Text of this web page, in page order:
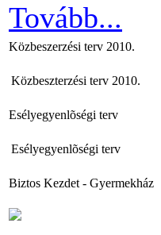
Tovább...
Közbeszerzési terv 2010.
Közbeszterzési terv 2010.
Esélyegyenlõségi terv
Esélyegyenlõségi terv
Biztos Kezdet - Gyermekház